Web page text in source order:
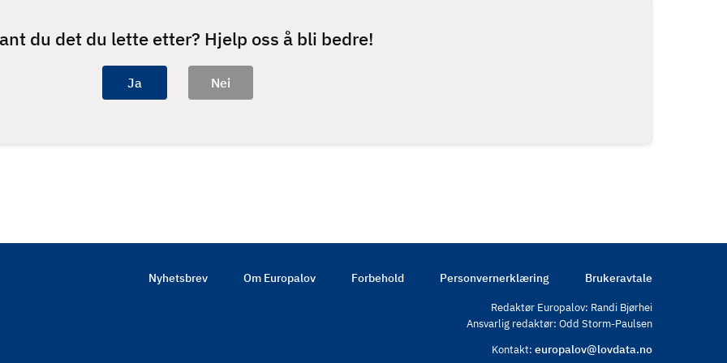
du det du lette etter? Hjelp oss å bli bedre!
Nyhetsbrev Om Europalov Forbehold Personvernerklæring Brukeravtale
Redaktør Europalov: Randi Bjørhei
Ansvarlig redaktør: Odd Storm-Paulsen
Kontakt: europalov@lovdata.no